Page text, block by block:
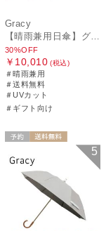
Gracy
【晴雨兼用日傘】グレイシー (Gracy) Studs 一級遮光99.99% 遮熱 UV99％
30%OFF
￥10,010 (税込)
＃晴雨兼用
＃送料無料
＃UVカット
＃ギフト向け
WOMEN
5